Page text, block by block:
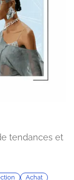
tendances et
Achat